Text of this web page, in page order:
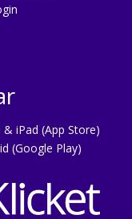
& iPad (App Store)
(Google Play)